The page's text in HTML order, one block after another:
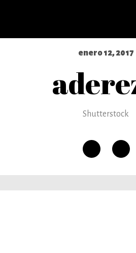
enero 12, 2017
Shutterstock